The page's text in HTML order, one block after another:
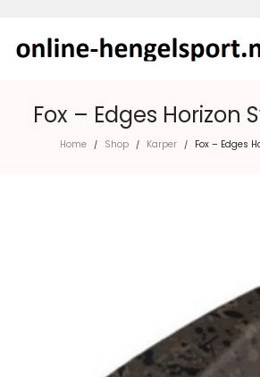
Fox – Edges Horizon
Home / Shop / Karper / Fox – Edges